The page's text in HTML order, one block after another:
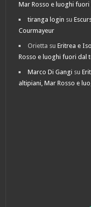
Mar Rosso e luoghi
tiranga login su
Courmayeur
Orietta suEritrea e
Rosso e luoghi fuori dal
Marco Di Gangi su
altipiani, Mar Rosso e